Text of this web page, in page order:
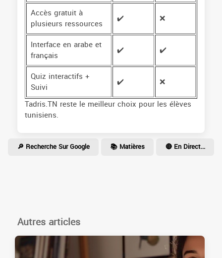
Accès gratuit à
plusieurs ressources ✔️
❌
Interface en arabe et
français ✔️
✔️
Quiz interactifs +
Suivi ✔️
❌
Tadris.TN reste le meilleur choix pour les élèves
tunisiens.
🔎 Recherche Sur Google 📚 Matières 🔴 En Direct...
Autres articles